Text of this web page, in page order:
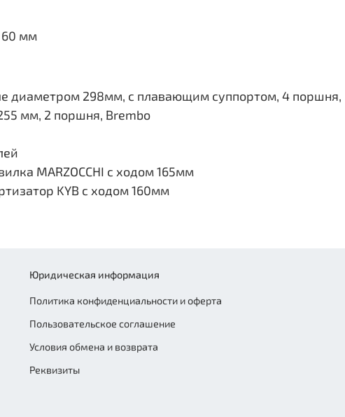
60 мм
диаметром 298мм, с плавающим суппортом, 4 поршня,
мм, 2 поршня, Brembo
MARZOCCHI с ходом 165мм
KYB с ходом 160мм
Юридическая информация
Политика конфиденциальности и оферта
Пользовательское соглашение
Условия обмена и возврата
Реквизиты